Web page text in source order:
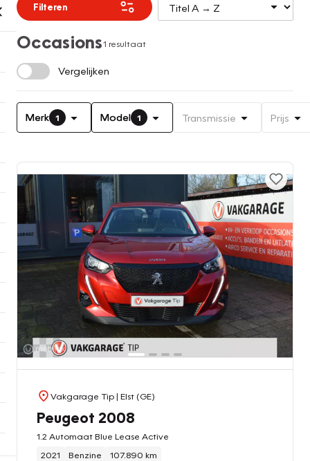
Filteren
Occasions1 resultaat
Vergelijken
Merk 1 Model 1 Transmissie Prijs
Vakgarage Tip| Elst (GE)
Peugeot 2008
1.2 Automaat Blue Lease Active
2021
Benzine 107.890 km